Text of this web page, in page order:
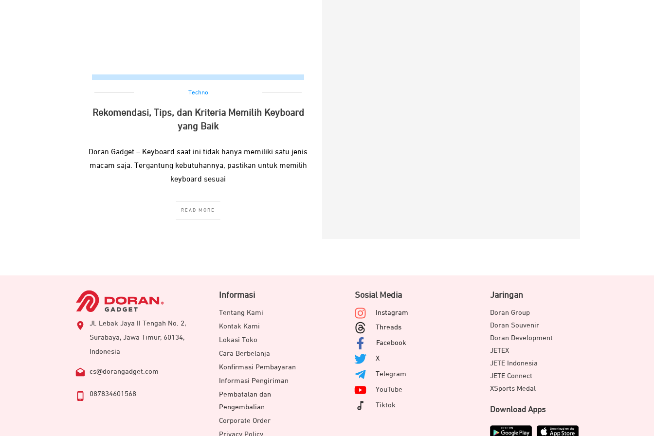
Techno
Rekomendasi, Tips, dan Kriteria Memilih Keyboard
yang Baik
Doran Gadget – Keyboard saat ini tidak hanya memiliki satu jenis
macam saja. Tergantung kebutuhannya, pastikan untuk memilih
keyboard sesuai
READ MORE
Jl. Lebak Jaya II Tengah No. 2,
Surabaya, Jawa Timur, 60134,
Indonesia
cs@dorangadget.com
087834601568
Informasi
Tentang Kami
Kontak Kami
Lokasi Toko
Cara Berbelanja
Konfirmasi Pembayaran
Informasi Pengiriman
Pembatalan dan
Pengembalian
Corporate Order
Privacy Policy
Sosial Media
Instagram
Threads
Facebook
X
Telegram
YouTube
Tiktok
Jaringan
Doran Group
Doran Souvenir
Doran Development
JETEX
JETE Indonesia
JETE Connect
XSports Medal
Download Apps